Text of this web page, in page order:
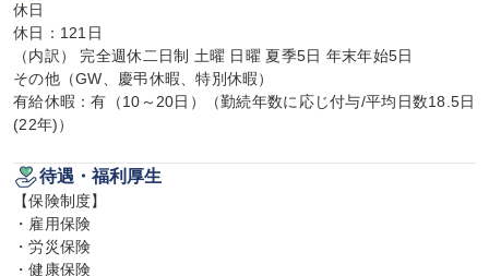
休日
休日：121日
（内訳） 完全週休二日制 土曜 日曜 夏季5日 年末年始5日
その他（GW、慶弔休暇、特別休暇）
有給休暇：有（10～20日）（勤続年数に応じ付与/平均日数18.5日
(22年)）
待遇・福利厚生
【保険制度】
・雇用保険
・労災保険
・健康保険